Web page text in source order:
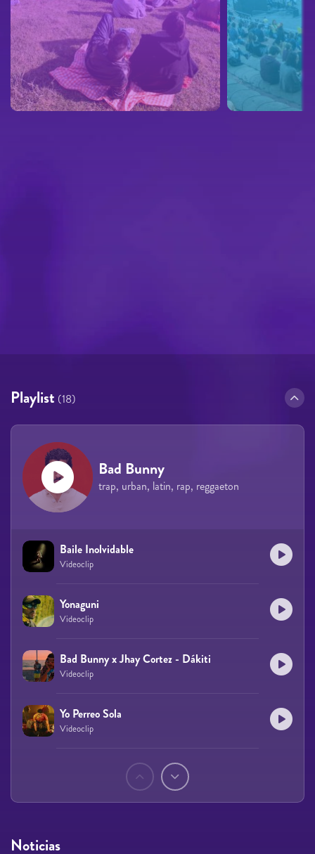
Noticias
Playlist (18)
Bad Bunny
trap, urban, latin, rap, reggaeton
Baile Inolvidable
Videoclip
Yonaguni
Videoclip
Bad Bunny x Jhay Cortez - Dákiti
Videoclip
Yo Perreo Sola
Videoclip